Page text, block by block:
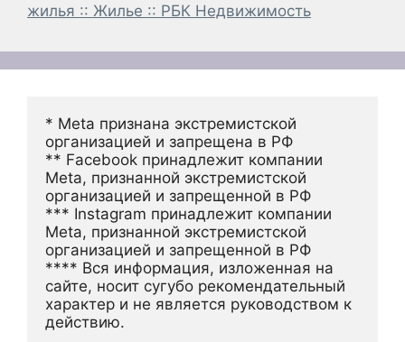
жилья :: Жилье :: РБК Недвижимость
* Meta признана экстремистской
организацией и запрещена в РФ
** Facebook принадлежит компании
Meta, признанной экстремистской
организацией и запрещенной в РФ
*** Instagram принадлежит компании
Meta, признанной экстремистской
организацией и запрещенной в РФ
**** Вся информация, изложенная на
сайте, носит сугубо рекомендательный
характер и не является руководством к
действию.